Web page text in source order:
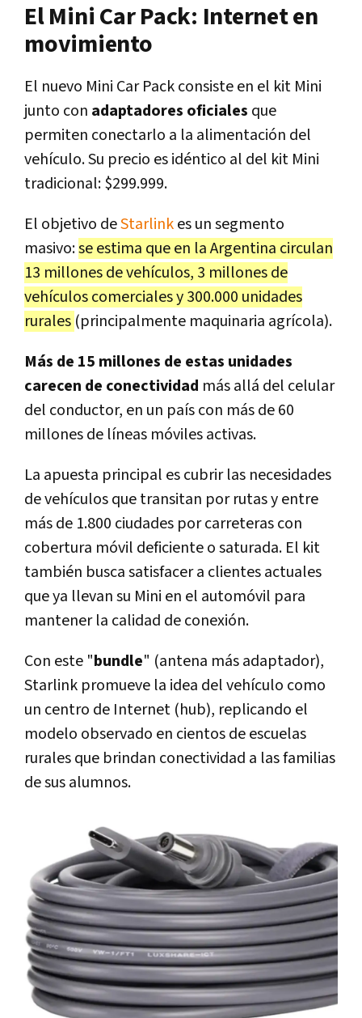
El Mini Car Pack: Internet en
movimiento
El nuevo Mini Car Pack consiste en el kit Mini
junto con adaptadores oficiales que
permiten conectarlo a la alimentación del
vehículo. Su precio es idéntico al del kit Mini
tradicional: $299.999.
El objetivo deStarlinkes un segmento
masivo:se estima que en la Argentina circulan
13 millones de vehículos, 3 millones de
vehículos comerciales y 300.000 unidades
rurales (principalmente maquinaria agrícola).
Más de 15 millones de estas unidades
carecen de conectividad más allá del celular
del conductor, en un país con más de 60
millones de líneas móviles activas.
La apuesta principal es cubrir las necesidades
de vehículos que transitan por rutas y entre
más de 1.800 ciudades por carreteras con
cobertura móvil deficiente o saturada. El kit
también busca satisfacer a clientes actuales
que ya llevan su Mini en el automóvil para
mantener la calidad de conexión.
Con este "bundle" (antena más adaptador),
Starlink promueve la idea del vehículo como
un centro de Internet (hub), replicando el
modelo observado en cientos de escuelas
rurales que brindan conectividad a las familias
de sus alumnos.